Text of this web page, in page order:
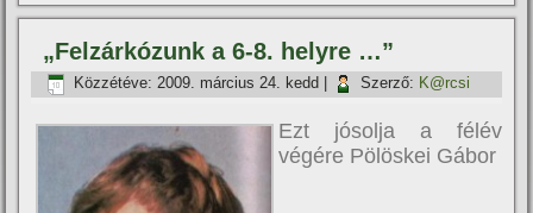
„Felzárkózunk a 6-8. helyre …”
Közzétéve: 2009. március 24. kedd Szerző: K@rcsi
Ezt jósolja a félév
végére Pölöskei Gábor